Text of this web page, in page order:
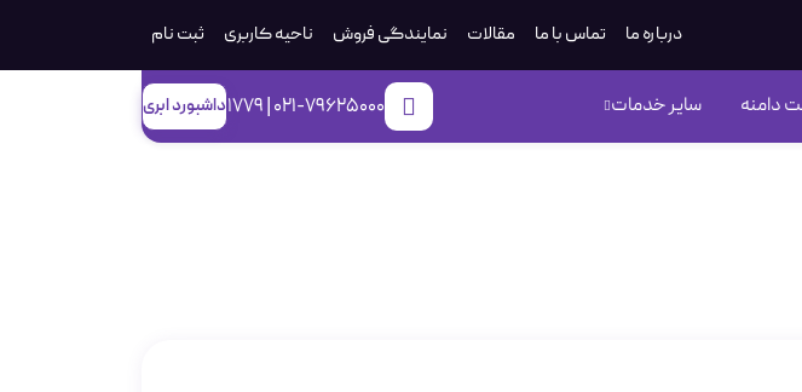
درباره ما تماس با ما مقالات نمایندگی فروش ناحیه کاربری ثبت‌ نام
دامنه سایر خدمات 021-79625000 | 1779 داشبورد ابری